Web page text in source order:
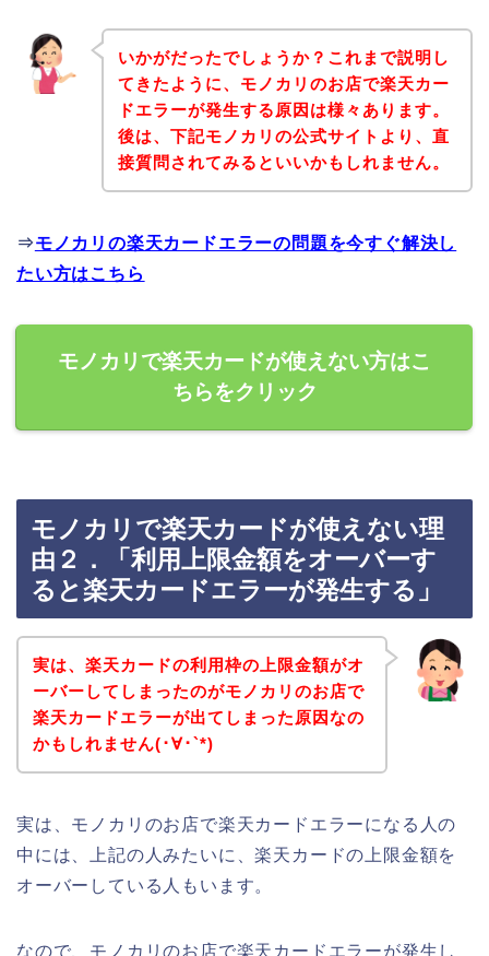
いかがだったでしょうか？これまで説明し
てきたように、モノカリのお店で楽天カー
ドエラーが発生する原因は様々あります。
後は、下記モノカリの公式サイトより、直
接質問されてみるといいかもしれません。
⇒モノカリの楽天カードエラーの問題を今すぐ解決し
たい方はこちら
モノカリで楽天カードが使えない方はこ
ちらをクリック
モノカリで楽天カードが使えない理
由２．「利用上限金額をオーバーす
ると楽天カードエラーが発生する」
実は、楽天カードの利用枠の上限金額がオ
ーバーしてしまったのがモノカリのお店で
楽天カードエラーが出てしまった原因なの
かもしれません(･∀･`*)
実は、モノカリのお店で楽天カードエラーになる人の
中には、上記の人みたいに、楽天カードの上限金額を
オーバーしている人もいます。
なので、モノカリのお店で楽天カードエラーが発生し